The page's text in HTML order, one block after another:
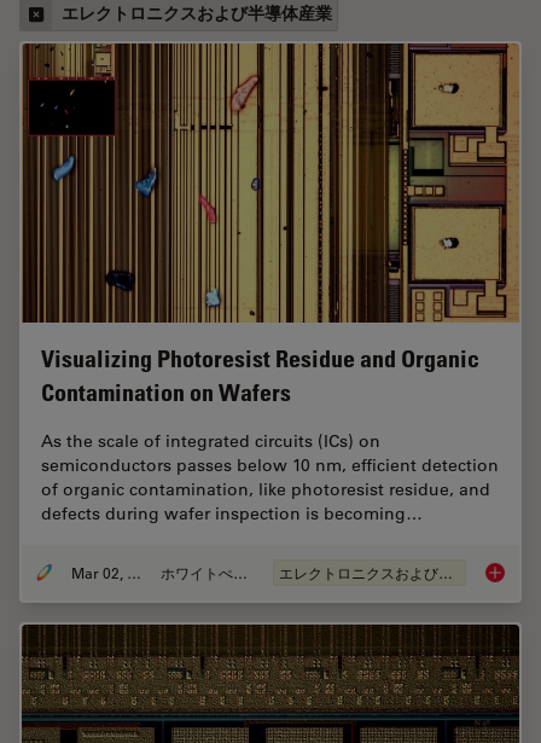
エレクトロニクスおよび半導体産業
Visualizing Photoresist Residue and Organic
Contamination on Wafers
As the scale of integrated circuits (ICs) on
semiconductors passes below 10 nm, efficient detection
of organic contamination, like photoresist residue, and
defects during wafer inspection is becoming…
Mar 02, 2026 ホワイトぺーパー エレクトロニクスおよび半導体産業